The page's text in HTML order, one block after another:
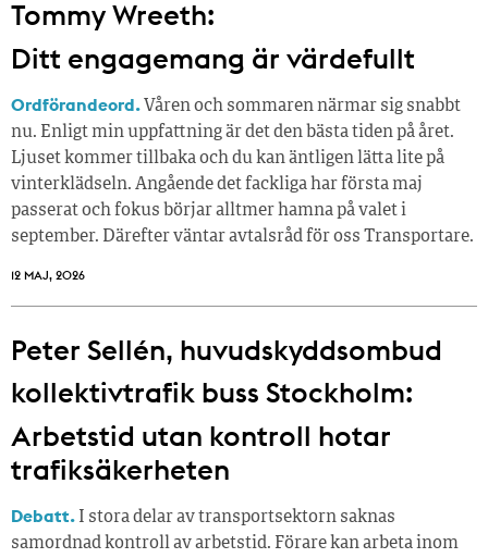
Tommy Wreeth:
Ditt engagemang är värdefullt
Ordförandeord. Våren och sommaren närmar sig snabbt
nu. Enligt min uppfattning är det den bästa tiden på året.
Ljuset kommer tillbaka och du kan äntligen lätta lite på
vinterklädseln. Angående det fackliga har första maj
passerat och fokus börjar alltmer hamna på valet i
september. Därefter väntar avtalsråd för oss Transportare.
12 MAJ, 2026
Peter Sellén, huvudskyddsombud
kollektivtrafik buss Stockholm:
Arbetstid utan kontroll hotar
trafiksäkerheten
Debatt. I stora delar av transportsektorn saknas
samordnad kontroll av arbetstid. Förare kan arbeta inom